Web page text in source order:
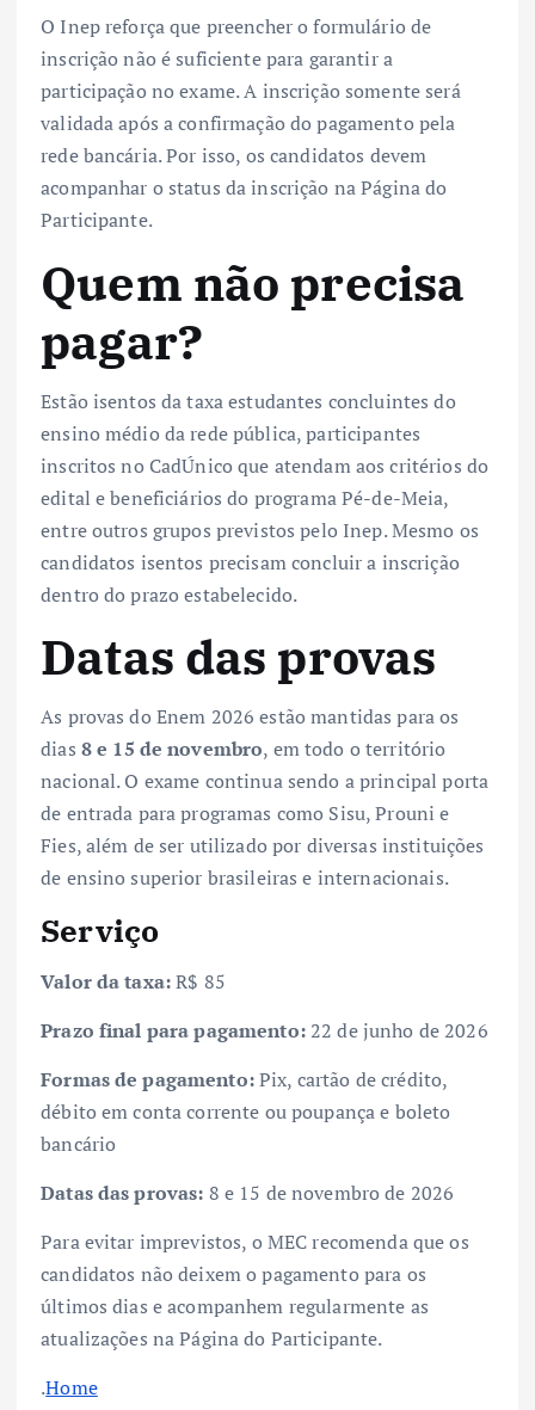
O Inep reforça que preencher o formulário de
inscrição não é suficiente para garantir a
participação no exame. A inscrição somente será
validada após a confirmação do pagamento pela
rede bancária. Por isso, os candidatos devem
acompanhar o status da inscrição na Página do
Participante.
Quem não precisa
pagar?
Estão isentos da taxa estudantes concluintes do
ensino médio da rede pública, participantes
inscritos no CadÚnico que atendam aos critérios do
edital e beneficiários do programa Pé-de-Meia,
entre outros grupos previstos pelo Inep. Mesmo os
candidatos isentos precisam concluir a inscrição
dentro do prazo estabelecido.
Datas das provas
As provas do Enem 2026 estão mantidas para os
dias 8 e 15 de novembro, em todo o território
nacional. O exame continua sendo a principal porta
de entrada para programas como Sisu, Prouni e
Fies, além de ser utilizado por diversas instituições
de ensino superior brasileiras e internacionais.
Serviço
Valor da taxa:R$ 85
Prazo final para pagamento:22 de junho de 2026
Formas de pagamento:Pix, cartão de crédito,
débito em conta corrente ou poupança e boleto
bancário
Datas das provas: 8 e 15 de novembro de 2026
Para evitar imprevistos, o MEC recomenda que os
candidatos não deixem o pagamento para os
últimos dias e acompanhem regularmente as
atualizações na Página do Participante.
.Home